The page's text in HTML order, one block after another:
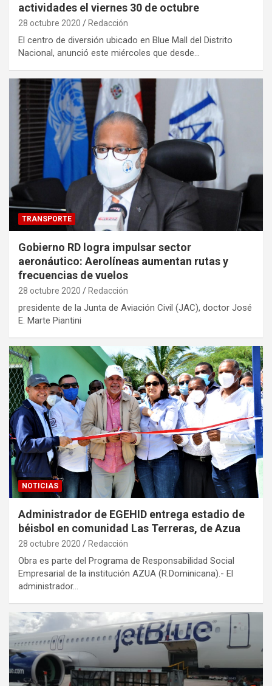
actividades el viernes 30 de octubre
28 octubre 2020 Redacción
El centro de diversión ubicado en Blue Mall del Distrito
Nacional, anunció este miércoles que desde…
TRANSPORTE
Gobierno RD logra impulsar sector
aeronáutico: Aerolíneas aumentan rutas y
frecuencias de vuelos
28 octubre 2020 Redacción
presidente de la Junta de Aviación Civil (JAC), doctor José
E. Marte Piantini
NOTICIAS
Administrador de EGEHID entrega estadio de
béisbol en comunidad Las Terreras, de Azua
28 octubre 2020 Redacción
Obra es parte del Programa de Responsabilidad Social
Empresarial de la institución AZUA (R.Dominicana).- El
administrador…